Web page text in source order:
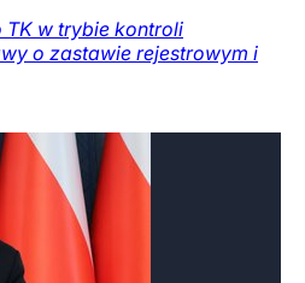
TK w trybie kontroli
o zastawie rejestrowym i